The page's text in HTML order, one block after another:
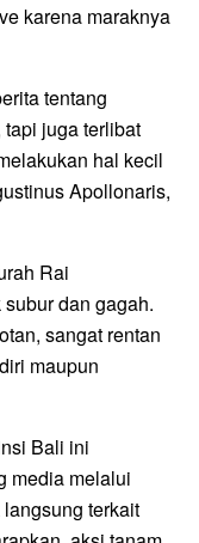
karena maraknya
tentang
juga terlibat
hal kecil
Apollonaris,
Rai
dan gagah.
sangat rentan
maupun
Bali ini
media melalui
terkait